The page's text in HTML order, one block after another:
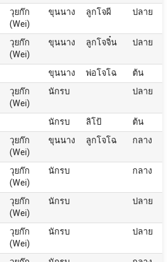
วุยก๊ก
(Wei)
ขุนนาง ลูกโจผี ปลาย
วุยก๊ก
(Wei)
ขุนนาง ลูกโจจิ๋น ปลาย
ขุนนาง พ่อโจโฉ
ต้น
วุยก๊ก
(Wei)
นักรบ ปลาย
นักรบ ลิโป้
ต้น
วุยก๊ก
(Wei)
ขุนนาง ลูกโจโฉ กลาง
วุยก๊ก
(Wei)
นักรบ กลาง
วุยก๊ก
(Wei)
นักรบ ปลาย
วุยก๊ก
(Wei)
นักรบ ปลาย